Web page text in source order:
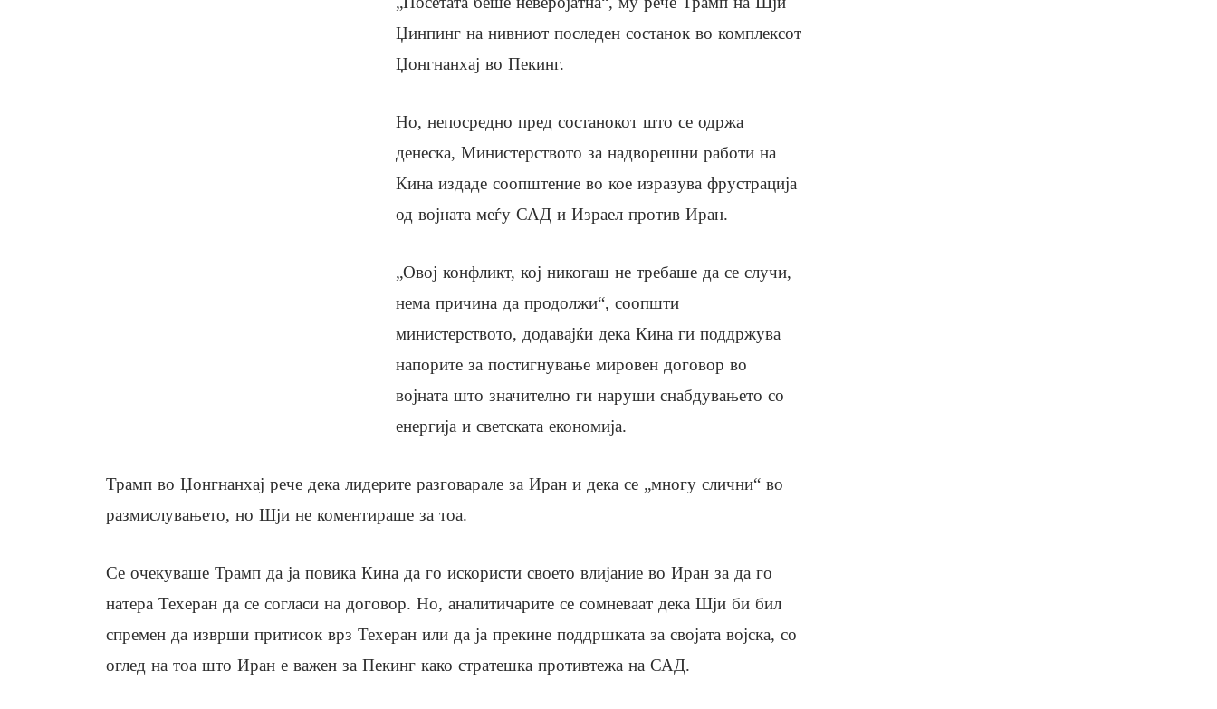
Џинпинг на нивниот последен состанок во комплексот
Џонгнанхај во Пекинг.
Но, непосредно пред состанокот што се одржа
денеска, Министерството за надворешни работи на
Кина издаде соопштение во кое изразува фрустрација
од војната меѓу САД и Израел против Иран.
„Овој конфликт, кој никогаш не требаше да се случи,
нема причина да продолжи“, соопшти
министерството, додавајќи дека Кина ги поддржува
напорите за постигнување мировен договор во
војната што значително ги наруши снабдувањето со
енергија и светската економија.
Трамп во Џонгнанхај рече дека лидерите разговарале за Иран и дека се „многу слични“ во
размислувањето, но Шји не коментираше за тоа.
Се очекуваше Трамп да ја повика Кина да го искористи своето влијание во Иран за да го
натера Техеран да се согласи на договор. Но, аналитичарите се сомневаат дека Шји би бил
спремен да изврши притисок врз Техеран или да ја прекине поддршката за својата војска, со
оглед на тоа што Иран е важен за Пекинг како стратешка противтежа на САД.